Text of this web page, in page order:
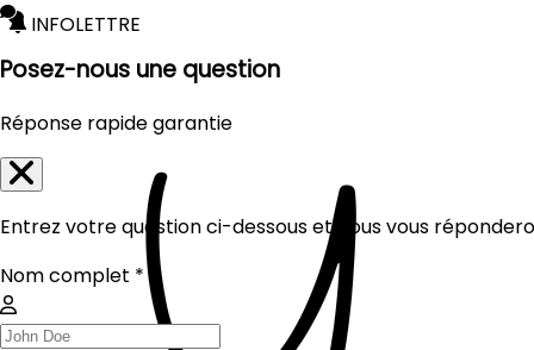
INFOLETTRE
Posez-nous une question
Réponse rapide garantie
Entrez votre question ci-dessous et nous vous
Nom complet *